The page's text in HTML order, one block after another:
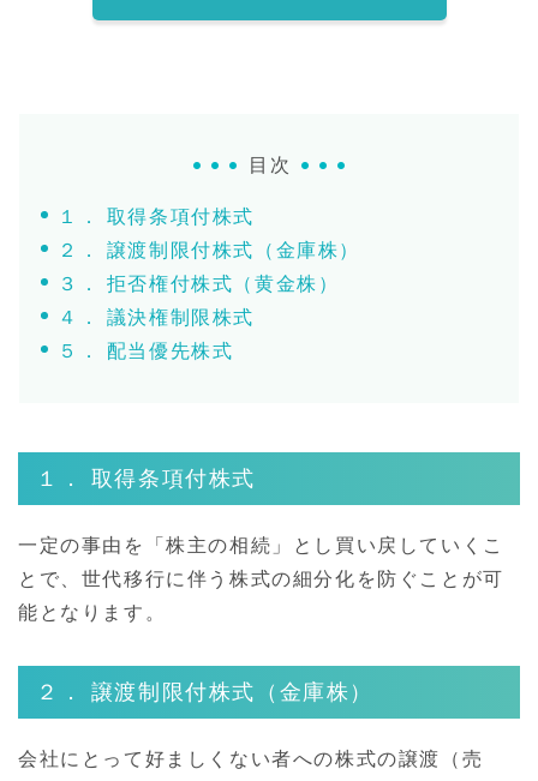
目次
１． 取得条項付株式
２． 譲渡制限付株式（金庫株）
３． 拒否権付株式（黄金株）
４． 議決権制限株式
５． 配当優先株式
１． 取得条項付株式
一定の事由を「株主の相続」とし買い戻していくこ
とで、世代移行に伴う株式の細分化を防ぐことが可
能となります。
２． 譲渡制限付株式（金庫株）
会社にとって好ましくない者への株式の譲渡（売